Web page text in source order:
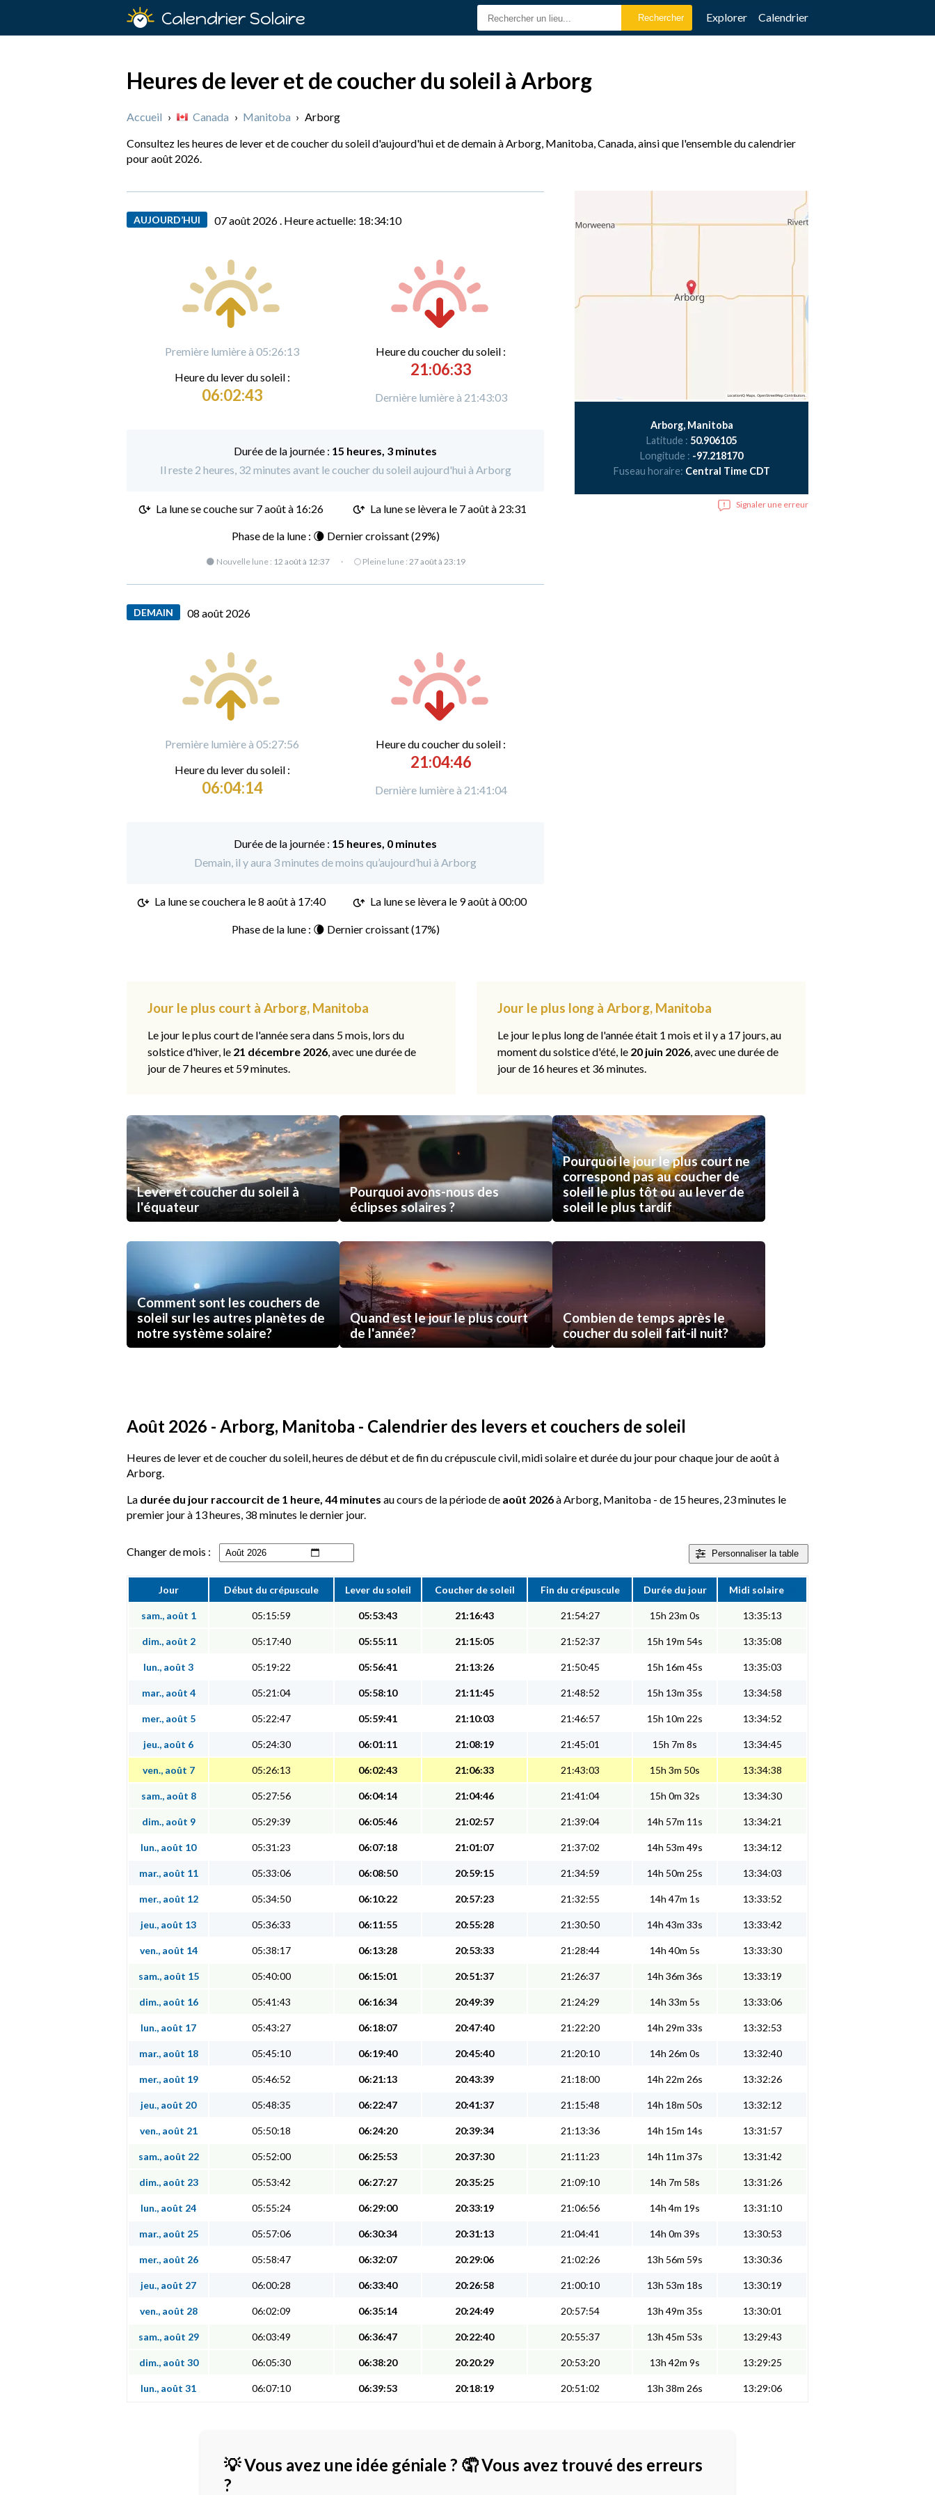
Calendrier Solaire Explorer Calendrier
Heures de lever et de coucher du soleil à Arborg
Accueil › Canada › Manitoba › Arborg
Consultez les heures de lever et de coucher du soleil d'aujourd'hui et de demain à Arborg, Manitoba, Canada, ainsi que l'ensemble du calendrier
pour août 2026.
AUJOURD’HUI 07 août 2026 . Heure actuelle: 18:34:11
Première lumière à 05:26:13
Heure du lever du soleil :
06:02:43
Heure ducoucher du soleil :
21:06:33
Dernière lumière à 21:43:03
Durée de la journée : 15 heures, 3 minutes
Il reste 2 heures, 32 minutes avant le coucher du soleil aujourd'hui à Arborg
La lune se couche sur 7 août à 16:26 La lune se lèvera le 7 août à 23:31
Phase de la lune : 🌘 Dernier croissant (29%)
🌑 Nouvelle lune : 12 août à 12:37 · 🌕 Pleine lune : 27 août à 23:19
DEMAIN 08 août 2026
Première lumière à 05:27:56
Heure du lever du soleil :
06:04:14
Heure ducoucher du soleil :
21:04:46
Dernière lumière à 21:41:04
Durée de la journée : 15 heures, 0 minutes
Demain, il y aura 3 minutes de moins qu’aujourd’hui à Arborg
La lune se couchera le8 août à 17:40 La lune se lèvera le 9 août à 00:00
Phase de la lune : 🌘 Dernier croissant (17%)
Arborg, Manitoba
Latitude : 50.906105
Longitude : -97.218170
Fuseau horaire: Central Time CDT
Signaler une erreur
Jour le plus court à Arborg, Manitoba
Le jour le plus court de l'année sera dans 5 mois, lors du
solstice d'hiver, le 21 décembre 2026, avec une durée de
jour de 7 heures et 59 minutes.
Jour le plus long à Arborg, Manitoba
Le jour le plus long de l'année était 1 mois et il y a 17 jours, au
moment du solstice d'été, le 20 juin 2026, avec une durée de
jour de 16 heures et 36 minutes.
Lever et coucher du soleil à
l'équateur
Pourquoi avons-nous des
éclipses solaires ?
Pourquoi le jour le plus court ne
correspond pas au coucher de
soleil le plus tôt ou au lever de
soleil le plus tardif
Comment sont les couchers de
soleil sur les autres planètes de
notre système solaire?
Quand est le jour le plus court
de l'année?
Combien de temps après le
coucher du soleil fait-il nuit?
Août 2026 - Arborg, Manitoba - Calendrier des levers et couchers de soleil
Heures de lever et de coucher du soleil, heures de début et de fin du crépuscule civil, midi solaire et durée du jour pour chaque jour de août à
Arborg.
La durée du jour raccourcit de 1 heure, 44 minutes au cours de la période de août 2026à Arborg, Manitoba - de 15 heures, 23 minutes le
premier jour à 13 heures, 38 minutes le dernier jour.
Personnaliserla table
Changer de mois :
Jour Début du crépuscule Lever du soleil Coucher de soleil Fin du crépuscule Durée du jour Midi solaire
sam., août 1 05:15:59 05:53:43 21:16:43 21:54:27 15h 23m 0s 13:35:13
dim., août 2 05:17:40 05:55:11 21:15:05 21:52:37 15h 19m 54s 13:35:08
lun., août 3 05:19:22 05:56:41 21:13:26 21:50:45 15h 16m 45s 13:35:03
mar., août 4 05:21:04 05:58:10 21:11:45 21:48:52 15h 13m 35s 13:34:58
mer., août 5 05:22:47 05:59:41 21:10:03 21:46:57 15h 10m 22s 13:34:52
jeu., août 6 05:24:30 06:01:11 21:08:19 21:45:01 15h 7m 8s 13:34:45
ven., août 7 05:26:13 06:02:43 21:06:33 21:43:03 15h 3m 50s 13:34:38
sam., août 8 05:27:56 06:04:14 21:04:46 21:41:04 15h 0m 32s 13:34:30
dim., août 9 05:29:39 06:05:46 21:02:57 21:39:04 14h 57m 11s 13:34:21
lun., août 10 05:31:23 06:07:18 21:01:07 21:37:02 14h 53m 49s 13:34:12
mar., août 11 05:33:06 06:08:50 20:59:15 21:34:59 14h 50m 25s 13:34:03
mer., août 12 05:34:50 06:10:22 20:57:23 21:32:55 14h 47m 1s 13:33:52
jeu., août 13 05:36:33 06:11:55 20:55:28 21:30:50 14h 43m 33s 13:33:42
ven., août 14 05:38:17 06:13:28 20:53:33 21:28:44 14h 40m 5s 13:33:30
sam., août 15 05:40:00 06:15:01 20:51:37 21:26:37 14h 36m 36s 13:33:19
dim., août 16 05:41:43 06:16:34 20:49:39 21:24:29 14h 33m 5s 13:33:06
lun., août 17 05:43:27 06:18:07 20:47:40 21:22:20 14h 29m 33s 13:32:53
mar., août 18 05:45:10 06:19:40 20:45:40 21:20:10 14h 26m 0s 13:32:40
mer., août 19 05:46:52 06:21:13 20:43:39 21:18:00 14h 22m 26s 13:32:26
jeu., août 20 05:48:35 06:22:47 20:41:37 21:15:48 14h 18m 50s 13:32:12
ven., août 21 05:50:18 06:24:20 20:39:34 21:13:36 14h 15m 14s 13:31:57
sam., août 22 05:52:00 06:25:53 20:37:30 21:11:23 14h 11m 37s 13:31:42
dim., août 23 05:53:42 06:27:27 20:35:25 21:09:10 14h 7m 58s 13:31:26
lun., août 24 05:55:24 06:29:00 20:33:19 21:06:56 14h 4m 19s 13:31:10
mar., août 25 05:57:06 06:30:34 20:31:13 21:04:41 14h 0m 39s 13:30:53
mer., août 26 05:58:47 06:32:07 20:29:06 21:02:26 13h 56m 59s 13:30:36
jeu., août 27 06:00:28 06:33:40 20:26:58 21:00:10 13h 53m 18s 13:30:19
ven., août 28 06:02:09 06:35:14 20:24:49 20:57:54 13h 49m 35s 13:30:01
sam., août 29 06:03:49 06:36:47 20:22:40 20:55:37 13h 45m 53s 13:29:43
dim., août 30 06:05:30 06:38:20 20:20:29 20:53:20 13h 42m 9s 13:29:25
lun., août 31 06:07:10 06:39:53 20:18:19 20:51:02 13h 38m 26s 13:29:06
💡 Vous avez une idée géniale ? 🤦 Vous avez trouvé des erreurs
?